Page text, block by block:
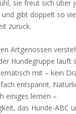
sie freut sich über
gibt doppelt so
zurück.
Artgenossen
Hundegruppe läuft
mit – kein
entspannt.
einiges lernen –
das Hunde-ABC